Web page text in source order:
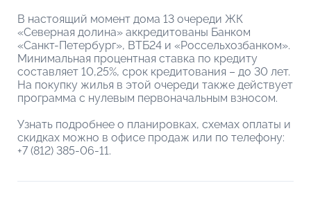
В настоящий момент дома 13 очереди ЖК
«Северная долина» аккредитованы Банком
«Санкт-Петербург», ВТБ24 и «Россельхозбанком».
Минимальная процентная ставка по кредиту
составляет 10,25%, срок кредитования – до 30 лет.
На покупку жилья в этой очереди также действует
программа с нулевым первоначальным взносом.
Узнать подробнее о планировках, схемах оплаты и
скидках можно в офисе продаж или по телефону:
+7 (812) 385-06-11.